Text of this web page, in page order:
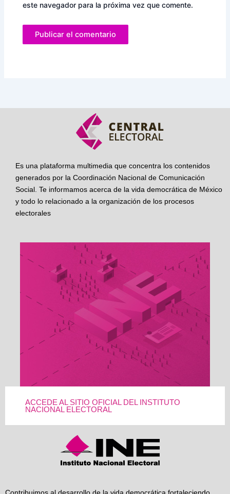
este navegador para la próxima vez que comente.
Es una plataforma multimedia que concentra los contenidos
generados por la Coordinación Nacional de Comunicación
Social. Te informamos acerca de la vida democrática de México
y todo lo relacionado a la organización de los procesos
electorales
ACCEDE AL SITIO OFICIAL DEL INSTITUTO
NACIONAL ELECTORAL